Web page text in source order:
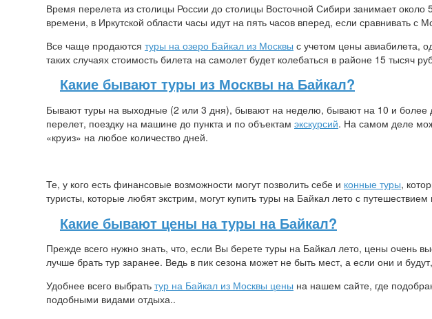
Время перелета из столицы России до столицы Восточной Сибири занимает около
времени, в Иркутской области часы идут на пять часов вперед, если сравнивать с
Все чаще продаются туры на озеро Байкал из Москвы с учетом цены авиабилета,
таких случаях стоимость билета на самолет будет колебаться в районе 15 тысяч
Какие бывают туры из Москвы на Байкал?
Бывают туры на выходные (2 или 3 дня), бывают на неделю, бывают на 10 и более
перелет, поездку на машине до пункта и по объектам экскурсий. На самом деле
«круиз» на любое количество дней.
Те, у кого есть финансовые возможности могут позволить себе и конные туры,
туристы, которые любят экстрим, могут купить туры на Байкал лето с путешествием
Какие бывают цены на туры на Байкал?
Прежде всего нужно знать, что, если Вы берете туры на Байкал лето, цены очень
лучше брать тур заранее. Ведь в пик сезона может не быть мест, а если они и
Удобнее всего выбрать тур на Байкал из Москвы цены на нашем сайте, где
подобными видами отдыха..